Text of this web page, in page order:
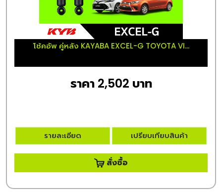
โช้คอัพ คู่หลัง KAYABA EXCEL-G TOYOTA VI...
ราคา 2,502 บาท
รายละเอียด เปรียบเทียบสินค้า
สั่งซื้อ